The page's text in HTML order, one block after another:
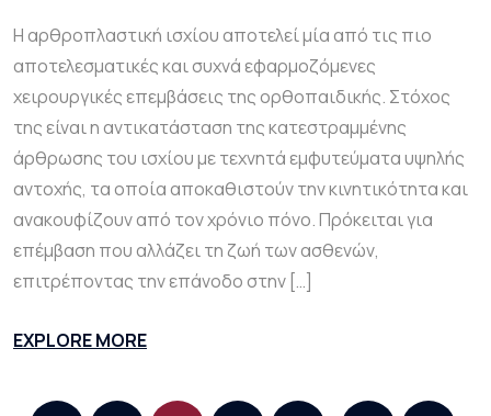
Η αρθροπλαστική ισχίου αποτελεί μία από τις πιο
αποτελεσματικές και συχνά εφαρµοζόµενες
χειρουργικές επεµβάσεις της ορθοπαιδικής. Στόχος
της είναι η αντικατάσταση της κατεστραµµένης
άρθρωσης του ισχίου με τεχνητά εμφυτεύματα υψηλής
αντοχής, τα οποία αποκαθιστούν την κινητικότητα και
ανακουφίζουν από τον χρόνιο πόνο. Πρόκειται για
επέμβαση που αλλάζει τη ζωή των ασθενών,
επιτρέποντας την επάνοδο στην […]
EXPLORE MORE